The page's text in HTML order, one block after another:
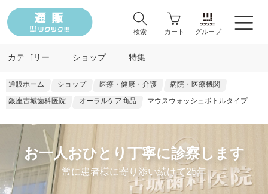
検索 カート グループ
カテゴリー ショップ 特集
通販ホーム ショップ 医療・健康・介護
病院・医療機関
銀座古城歯科医院
オーラルケア商品 マウスウォッシュボトルタイプ
お一人おひとり丁寧に診察します
常に患者様に寄り添い続けて25年